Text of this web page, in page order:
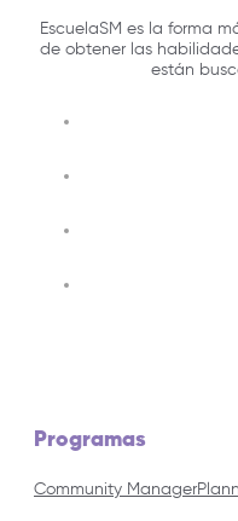
EscuelaSM es la forma
de obtener las
están
Programas
Community Manager